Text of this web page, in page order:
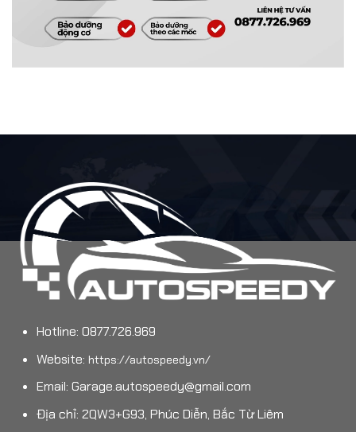
Hotline: 0877.726.969
Website: https://autospeedy.vn/
Email: Garage.autospeedy@gmail.com
Địa chỉ: 2QW3+G93, Phúc Diễn, Bắc Từ Liêm